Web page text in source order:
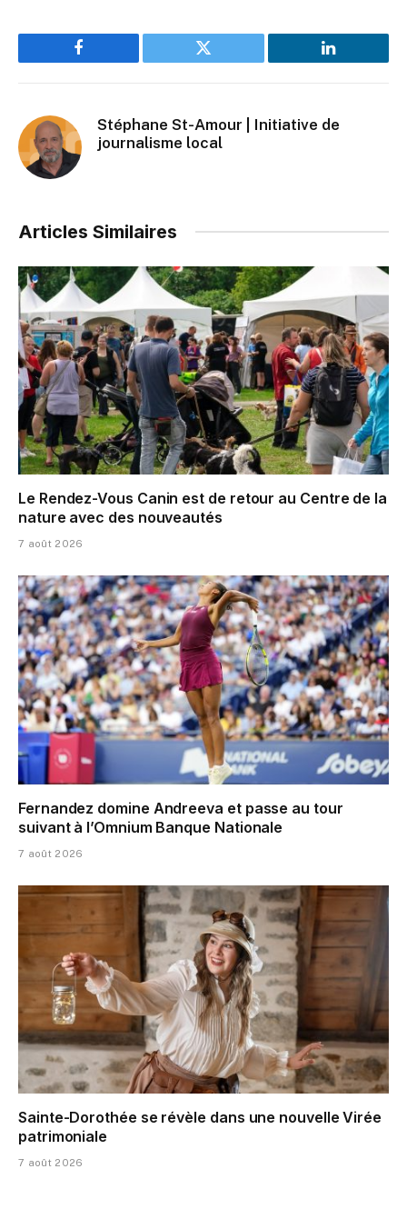
Facebook Twitter LinkedIn
Stéphane St-Amour | Initiative de
journalisme local
Articles Similaires
Le Rendez-Vous Canin est de retour au Centre de la
nature avec des nouveautés
7 août 2026
Fernandez domine Andreeva et passe au tour
suivant à l’Omnium Banque Nationale
7 août 2026
Sainte-Dorothée se révèle dans une nouvelle Virée
patrimoniale
7 août 2026